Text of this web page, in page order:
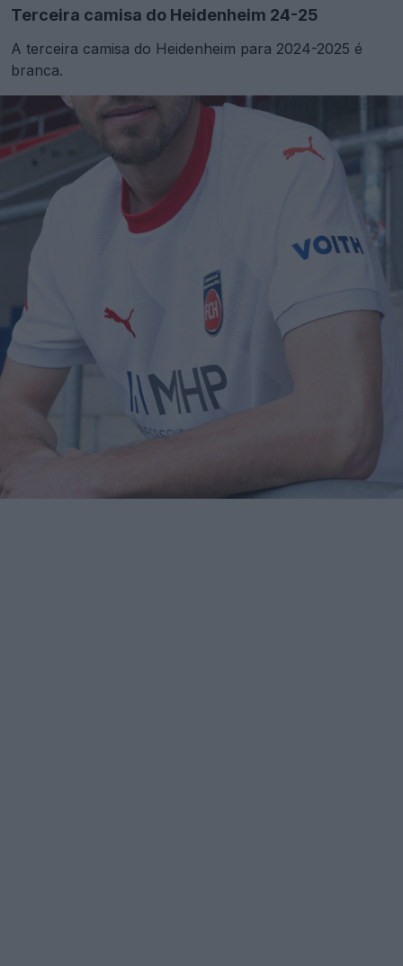
Terceira camisa do Heidenheim 24-25
A terceira camisa do Heidenheim para 2024-2025 é
branca.